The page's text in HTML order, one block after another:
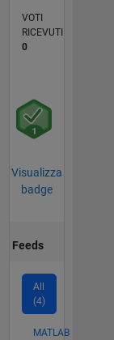
VOTI
RICEVUTI
0
Visualizza
badge
Feeds
All
(4)
MATLAB